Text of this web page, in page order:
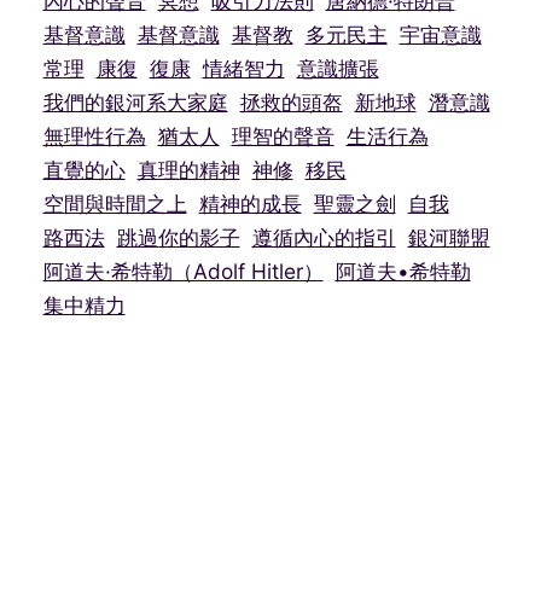
基督意識 基督意識 基督教 多元民主 宇宙意識
常理
康復 復康 情緒智力 意識擴張
我們的銀河系大家庭 拯救的頭盔 新地球 潛意識
無理性行為 猶太人 理智的聲音 生活行為
直覺的心 真理的精神 神修 移民
空間與時間之上 精神的成長 聖靈之劍
自我
路西法 跳過你的影子 遵循內心的指引
銀河聯盟
阿道夫·希特勒（Adolf Hitler）
阿道夫•希特勒
集中精力